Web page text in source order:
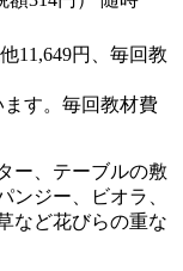
11,649円、毎回教
す。毎回教材費
ー、テーブルの敷
ンジー、ビオラ、
など花びらの重な